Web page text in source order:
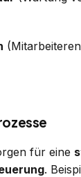
für eine
.